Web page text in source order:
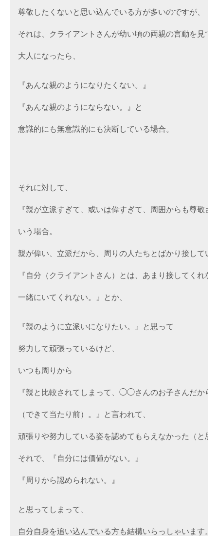
尊敬したくないと思い込んでいる方が多いのですが、
それは、クライアントさんが幼い頃の両親の言動を見て
大人になったら、
『あんな親のようになりたくない。』
『あんな親のようにならない。』と
意識的にも無意識的にも決断している場合。
それに対して、
『親が立派すぎて、或いは偉すぎて、周囲からも尊敬さ
いう場合。
親が偉い、立派だから、周りの人たちとばかり接してい
『自分（クライアントさん）とは、あまり接してくれな
一緒にいてくれない。』とか、
『親のように立派いになりたい。』と思って
努力して頑張っているけど、
いつも周りから
『親と比較されてしまって、◯◯さんのお子さんだから
（できて当たり前）。』と言われて、
頑張りや努力している姿を認めてもらえなかった（と思
それで、『自分には価値がない。』
『周りから認められない。』
と思ってしまって、
自分自身を追い込んでいる方も結構いらっしゃいます。